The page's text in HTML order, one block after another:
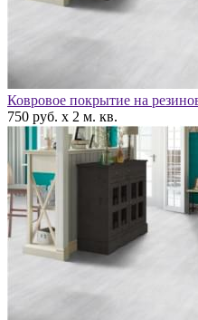
Ковровое покрытие на
750 руб. x 2 м. кв.